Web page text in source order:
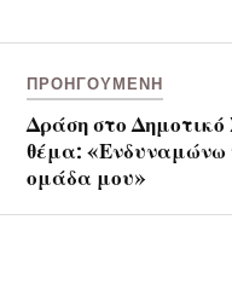
ΠΡΟΗΓΟΎΜΕΝΗ
Δράση στο
θέμα: «Ενδυναμώνω
ομάδα μου»